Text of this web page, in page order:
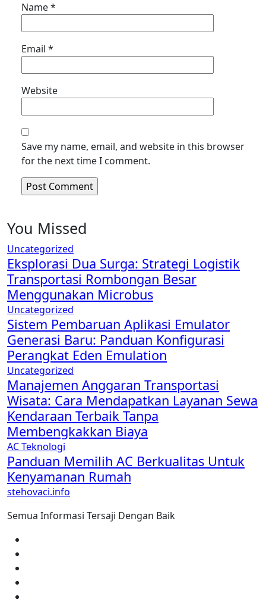
Name*
Email *
Website
Save my name, email, and website in this browser
for the next time I comment.
You Missed
Uncategorized
Eksplorasi Dua Surga: Strategi Logistik
Transportasi Rombongan Besar
Menggunakan Microbus
Uncategorized
Sistem Pembaruan Aplikasi Emulator
Generasi Baru: Panduan Konfigurasi
Perangkat Eden Emulation
Uncategorized
Manajemen Anggaran Transportasi
Wisata: Cara Mendapatkan Layanan Sewa
Kendaraan Terbaik Tanpa
Membengkakkan Biaya
ACTeknologi
Panduan Memilih AC Berkualitas Untuk
Kenyamanan Rumah
stehovaci.info
Semua Informasi Tersaji Dengan Baik